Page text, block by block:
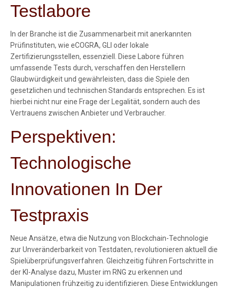
Testlabore
In der Branche ist die Zusammenarbeit mit anerkannten
Prüfinstituten, wie eCOGRA, GLI oder lokale
Zertifizierungsstellen, essenziell. Diese Labore führen
umfassende Tests durch, verschaffen den Herstellern
Glaubwürdigkeit und gewährleisten, dass die Spiele den
gesetzlichen und technischen Standards entsprechen. Es ist
hierbei nicht nur eine Frage der Legalität, sondern auch des
Vertrauens zwischen Anbieter und Verbraucher.
Perspektiven:
Technologische
Innovationen In Der
Testpraxis
Neue Ansätze, etwa die Nutzung von Blockchain-Technologie
zur Unveränderbarkeit von Testdaten, revolutionieren aktuell die
Spielüberprüfungsverfahren. Gleichzeitig führen Fortschritte in
der KI-Analyse dazu, Muster im RNG zu erkennen und
Manipulationen frühzeitig zu identifizieren. Diese Entwicklungen